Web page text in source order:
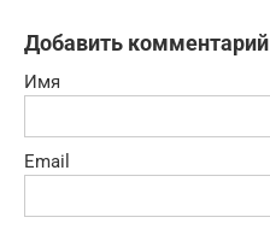
Добавить комментарий
Имя
Email